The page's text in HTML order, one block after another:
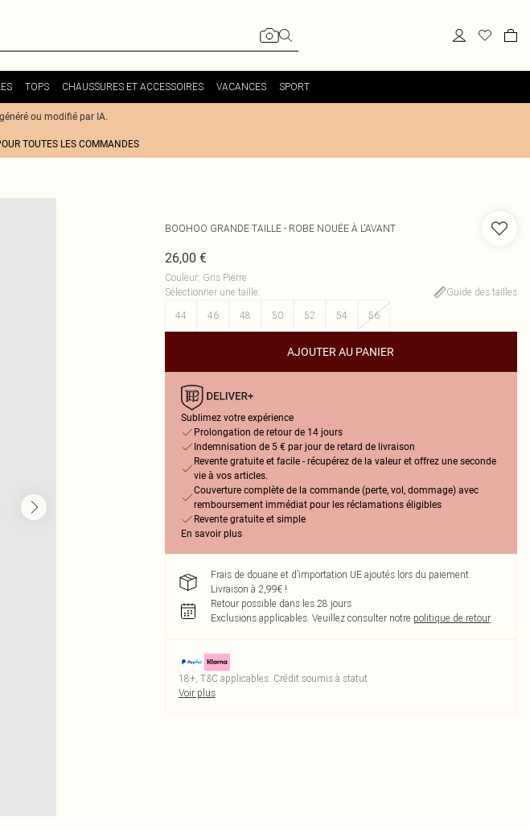
TOPS CHAUSSURES ET ACCESSOIRES VACANCES SPORT
ou modifié par IA.
TOUTES LES COMMANDES
BOOHOO GRANDE TAILLE - ROBE NOUÉE À L'AVANT
26,00 €
Couleur: Gris Pierre
Sélectionner une taille:
Guide des tailles
44
46 48 50 52 54 56
AJOUTER AU PANIER
Sublimez votre expérience
Prolongation de retour de 14 jours
Indemnisation de 5 € par jour de retard de livraison
Revente gratuite et facile - récupérez de la valeur et offrez une seconde
vie à vos articles.
Couverture complète de la commande (perte, vol, dommage) avec
remboursement immédiat pour les réclamations éligibles
Revente gratuite et simple
En savoir plus
Frais de douane et d’importation UE ajoutés lors du paiement.
Livraison à 2,99€ !
Retour possible dans les 28 jours
Exclusions applicables. Veuillez consulter notre politique de retour
18+, T&C applicables. Crédit soumis à statut
Voir plus